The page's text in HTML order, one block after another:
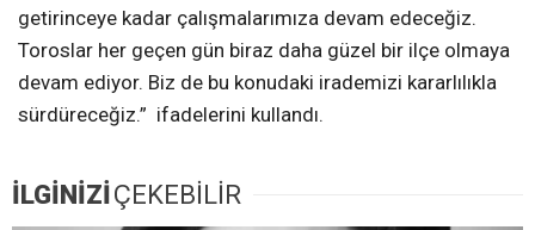
getirinceye kadar çalışmalarımıza devam edeceğiz.
Toroslar her geçen gün biraz daha güzel bir ilçe olmaya
devam ediyor. Biz de bu konudaki irademizi kararlılıkla
sürdüreceğiz.” ifadelerini kullandı.
İLGİNİZİ ÇEKEBİLİR